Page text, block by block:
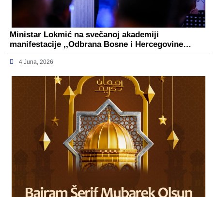
Ministar Lokmić na svečanoj akademiji
manifestacije ,,Odbrana Bosne i Hercegovine…
4 Juna, 2026